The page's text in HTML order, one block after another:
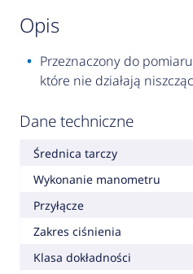
opis
Przeznaczony do
które nie działają
Dane techniczne
Średnica tarczy
Wykonanie manometru
Przyłącze
Zakres ciśnienia
Klasa dokładności